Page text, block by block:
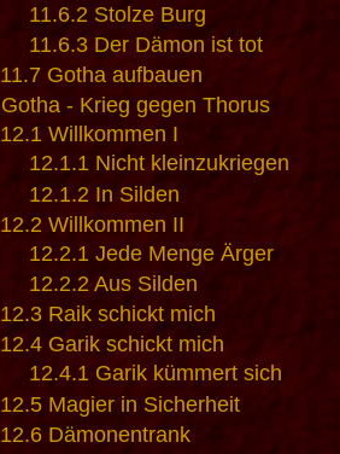
11.6.2 Stolze Burg
11.6.3 Der Dämon ist tot
11.7 Gotha aufbauen
Gotha - Krieg gegen Thorus
12.1 Willkommen I
12.1.1 Nicht kleinzukriegen
12.1.2 In Silden
12.2 Willkommen II
12.2.1 Jede Menge Ärger
12.2.2 Aus Silden
12.3 Raik schickt mich
12.4 Garik schickt mich
12.4.1 Garik kümmert sich
12.5 Magier in Sicherheit
12.6 Dämonentrank